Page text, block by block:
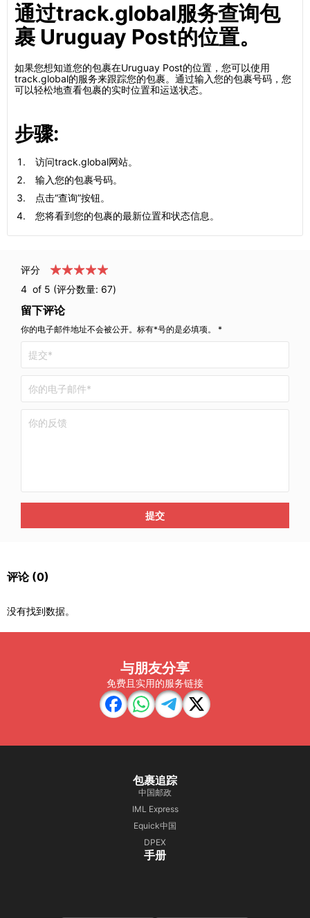
通过track.global服务查询包
裹 Uruguay Post的位置。
如果您想知道您的包裹在Uruguay Post的位置，您可以使用
track.global的服务来跟踪您的包裹。通过输入您的包裹号码，您
可以轻松地查看包裹的实时位置和运送状态。
步骤:
访问track.global网站。
输入您的包裹号码。
点击“查询”按钮。
您将看到您的包裹的最新位置和状态信息。
评分
4 of 5 (评分数量: 67)
留下评论
你的电子邮件地址不会被公开。标有*号的是必填项。 *
提交
评论 (0)
没有找到数据。
与朋友分享
免费且实用的服务链接
包裹追踪
中国邮政
IML Express
Equick中国
DPEX
手册